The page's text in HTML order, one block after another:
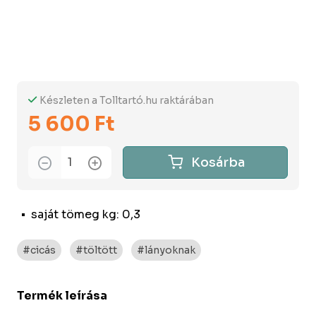
saját tömeg kg: 0,3
Készleten a Tolltartó.hu raktárában
5 600 Ft
Kosárba
#cicás #töltött #lányoknak
Termék leírása